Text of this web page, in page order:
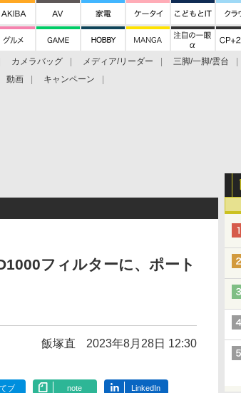
カメラバッグ メディア/リーダー 三脚/一脚/雲台
動画 キャンペーン
フィルターに、ポート
飯塚直 2023年8月28日 12:30
ブ note LinkedIn